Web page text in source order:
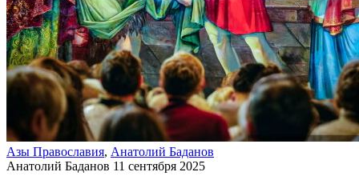
Азы Православия, Анатолий Баданов
Анатолий Баданов 11 сентября 2025